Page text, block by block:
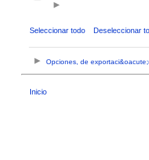
Seleccionar todo Deseleccionar
Opciones, de
Inicio